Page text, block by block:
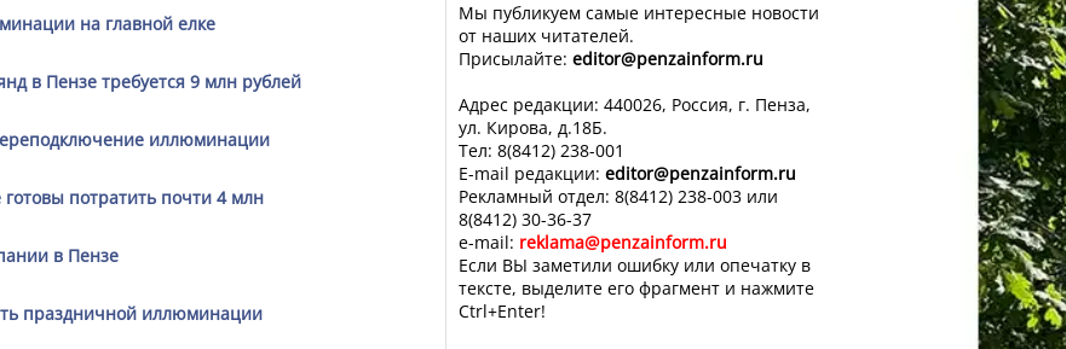
на главной елке
в Пензе требуется 9 млн рублей
иллюминации
потратить почти 4 млн
в Пензе
праздничной иллюминации
Мы публикуем самые интересные новости
от наших читателей.
Присылайте: editor@penzainform.ru
Адрес редакции: 440026, Россия, г. Пенза,
ул. Кирова, д.18Б.
Тел: 8(8412) 238-001
E-mail редакции: editor@penzainform.ru
Рекламный отдел: 8(8412) 238-003 или
8(8412) 30-36-37
e-mail: reklama@penzainform.ru
Если ВЫ заметили ошибку или опечатку в
тексте, выделите его фрагмент и нажмите
Ctrl+Enter!